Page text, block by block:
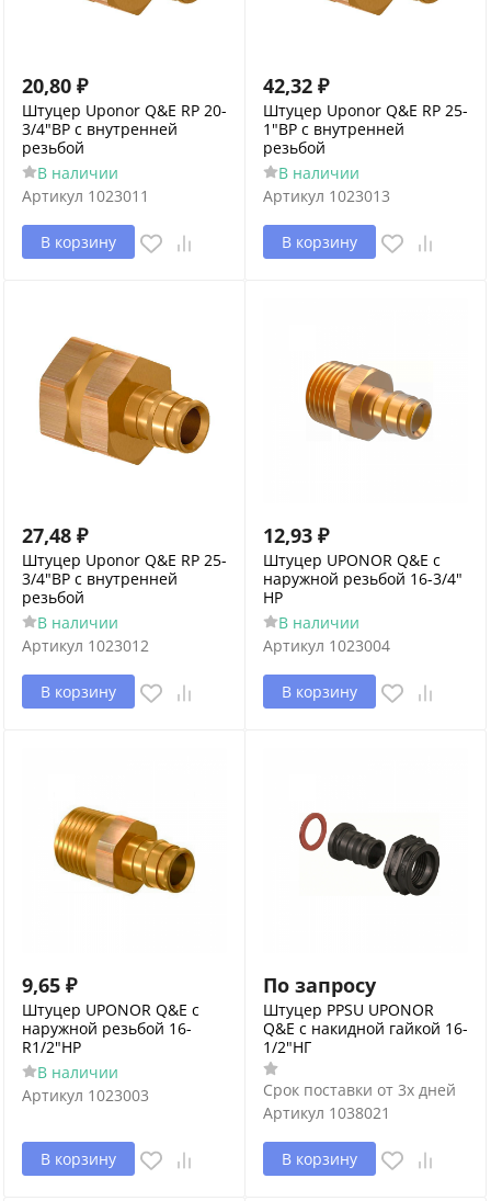
20,80 ₽
Штуцер Uponor Q&E RP 20-
3/4"ВР с внутренней
резьбой
В наличии
Артикул 1023011
В корзину
42,32 ₽
Штуцер Uponor Q&E RP 25-
1"ВР с внутренней
резьбой
В наличии
Артикул 1023013
В корзину
27,48 ₽
Штуцер Uponor Q&E RP 25-
3/4"ВР с внутренней
резьбой
В наличии
Артикул 1023012
В корзину
12,93 ₽
Штуцер UPONOR Q&E с
наружной резьбой 16-3/4"
HP
В наличии
Артикул 1023004
В корзину
9,65 ₽
Штуцер UPONOR Q&E с
наружной резьбой 16-
R1/2"НР
В наличии
Артикул 1023003
В корзину
По запросу
Штуцер PPSU UPONOR
Q&E с накидной гайкой 16-
1/2"НГ
Срок поставки от 3х дней
Артикул 1038021
В корзину